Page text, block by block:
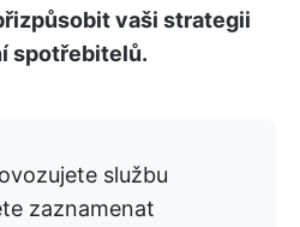
vaši strategii
spotřebitelů.
službu
zaznamenat